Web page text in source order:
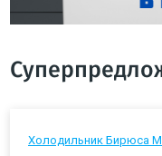
Холодильник Бирюса